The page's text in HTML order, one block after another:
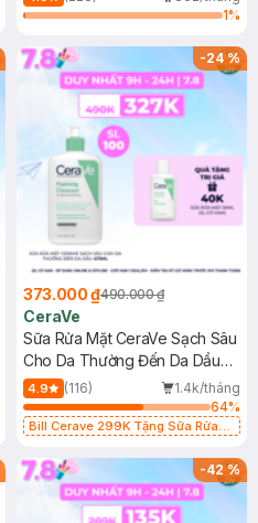
1%
-24%
373.000 ₫490.000 ₫
CeraVe
Sữa Rửa Mặt CeraVe Sạch Sâu
Cho Da Thường Đến Da Dầu
473ml
4.9 (116)
1.4k/tháng
64%
Bill Cerave 299K Tặng Sữa Rửa
-42%